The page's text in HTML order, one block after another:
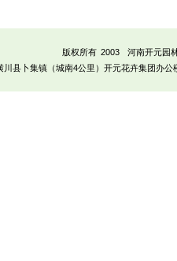
版权所有 2003 河南开元园
川县卜集镇（城南4公里）开元花卉集团办公